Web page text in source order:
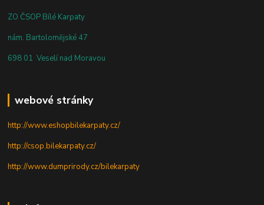
ZO ČSOP Bílé Karpaty
nám. Bartolomějské 47
698 01 Veselí nad Moravou
webové stránky
http://www.eshopbilekarpaty.cz/
http://csop.bilekarpaty.cz/
http://www.dumprirody.cz/bilekarpaty